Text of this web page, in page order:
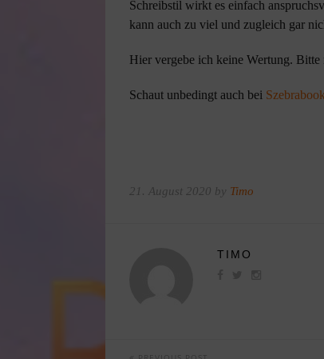
Schreibstil wirkt es einfach
kann auch zu viel und zugleich gar
Hier vergebe ich keine Wertung.
Schaut unbedingt auch bei
21. August 2020 by Timo
TIMO